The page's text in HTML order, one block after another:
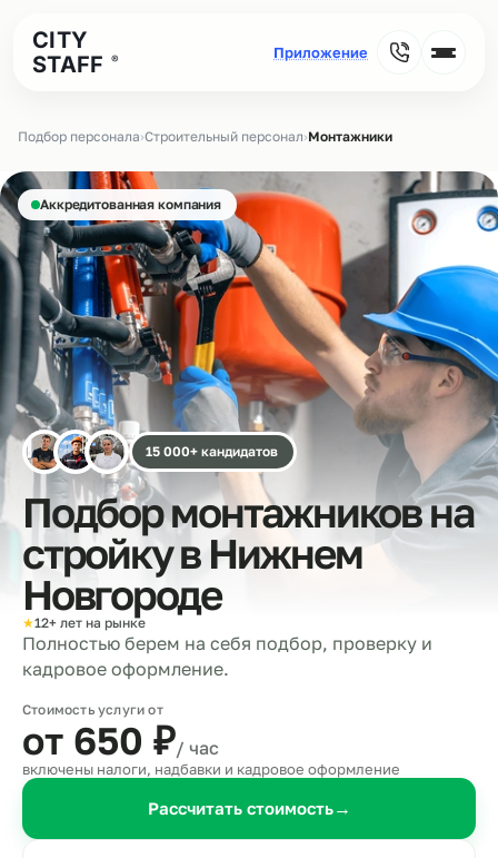
CITY
STAFF
®
Подбор персонала›Строительный персонал›Монтажники
Аккредитованная компания
15 000+ кандидатов
Подбор монтажников на
стройку в Нижнем
Новгороде
★12+ лет на рынке
Полностью берем на себя подбор, проверку и
кадровое оформление.
Стоимость услуги от
от 650 ₽/ час
включены налоги, надбавки и кадровое оформление
Рассчитать стоимость→